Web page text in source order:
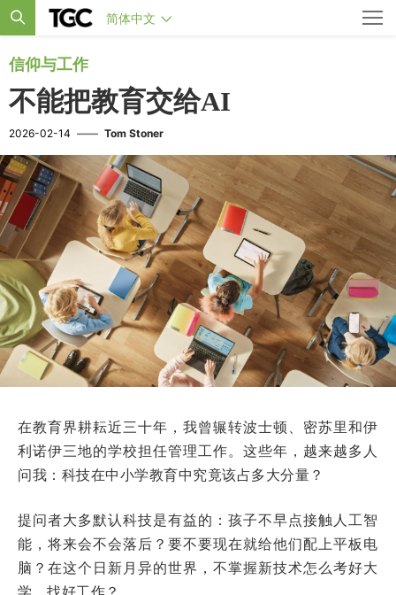
简体中文
信仰与工作
不能把教育交给AI
2026-02-14 —— Tom Stoner
在教育界耕耘近三十年，我曾辗转波士顿、密苏里和伊
利诺伊三地的学校担任管理工作。这些年，越来越多人
问我：科技在中小学教育中究竟该占多大分量？
提问者大多默认科技是有益的：孩子不早点接触人工智
能，将来会不会落后？要不要现在就给他们配上平板电
脑？在这个日新月异的世界，不掌握新技术怎么考好大
学、找好工作？